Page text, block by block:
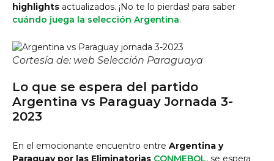
highlights actualizados. ¡No te lo pierdas! para saber
cuándo juega la selección Argentina.
Cortesía de: web Selección Paraguaya
Lo que se espera del partido
Argentina vs Paraguay Jornada 3-
2023
En el emocionante encuentro entre Argentina y
Paraguay por las Eliminatorias CONMEBOL, se espera